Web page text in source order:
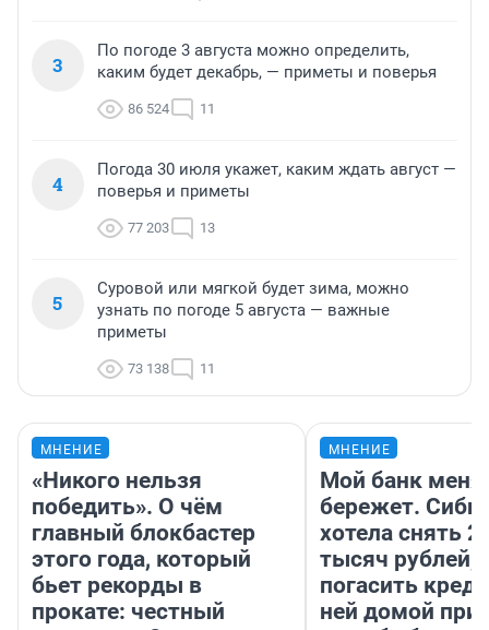
3
По погоде 3 августа можно определить,
каким будет декабрь, — приметы и поверья
86 524 11
4
Погода 30 июля укажет, каким ждать август —
поверья и приметы
77 203 13
5
Суровой или мягкой будет зима, можно
узнать по погоде 5 августа — важные
приметы
73 138 11
МНЕНИЕ
«Никого нельзя
победить». О чём
главный блокбастер
этого года, который
бьет рекорды в
прокате: честный
МНЕНИЕ
Мой банк меня
бережет.
хотела снять
тысяч рублей,
погасить
ней домой